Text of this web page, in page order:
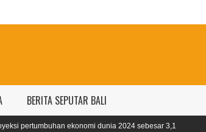
BERITA SEPUTAR BALI
dunia 2024 sebesar 3,1